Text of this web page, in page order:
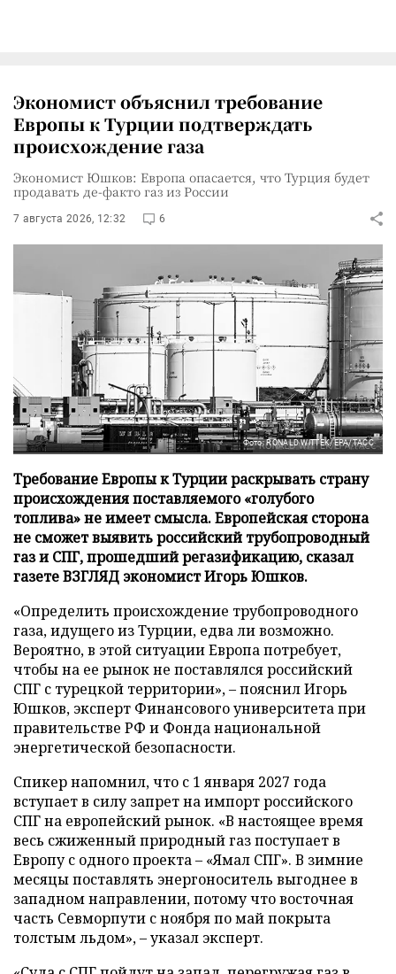
Экономист объяснил требование
Европы к Турции подтверждать
происхождение газа
Экономист Юшков: Европа опасается, что Турция будет
продавать де-факто газ из России
7 августа 2026, 12:32 6
Фото: RONALD WITTEK/EPA/ТАСС
Требование Европы к Турции раскрывать страну
происхождения поставляемого «голубого
топлива» не имеет смысла. Европейская сторона
не сможет выявить российский трубопроводный
газ и СПГ, прошедший регазификацию, сказал
газете ВЗГЛЯД экономист Игорь Юшков.
«Определить происхождение трубопроводного
газа, идущего из Турции, едва ли возможно.
Вероятно, в этой ситуации Европа потребует,
чтобы на ее рынок не поставлялся российский
СПГ с турецкой территории», – пояснил Игорь
Юшков, эксперт Финансового университета при
правительстве РФ и Фонда национальной
энергетической безопасности.
Спикер напомнил, что с 1 января 2027 года
вступает в силу запрет на импорт российского
СПГ на европейский рынок. «В настоящее время
весь сжиженный природный газ поступает в
Европу с одного проекта – «Ямал СПГ». В зимние
месяцы поставлять энергоноситель выгоднее в
западном направлении, потому что восточная
часть Севморпути с ноября по май покрыта
толстым льдом», – указал эксперт.